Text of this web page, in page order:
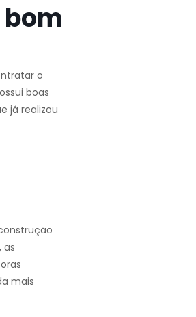
o
boas
já realizou
as
mais